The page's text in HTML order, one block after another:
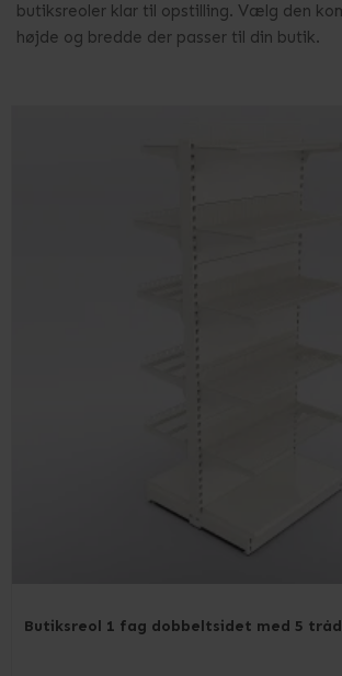
o
n
butiksreoler klar til opstilling. Vælg den
højde og bredde der passer til din butik.
Butiksreol 1 fag dobbeltsidet med 5